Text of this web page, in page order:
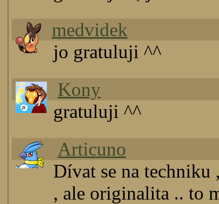
medvidek
jo gratuluji ^^
Kony
gratuluji ^^
Articuno
Dívat se na
, ale originalita .. to